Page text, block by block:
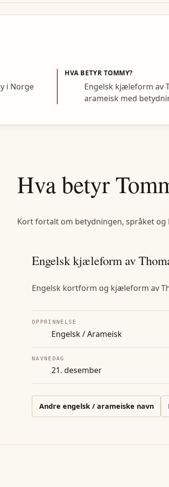
i Norge
HVA BETYR TOMMY?
Engelsk kjæleform av
arameisk med
Hva betyr
Kort fortalt om betydningen, språket
Engelsk kjæleform av
Engelsk kortform og kjæleform av
OPPRINNELSE
Engelsk / Arameisk
NAVNEDAG
21. desember
Andre engelsk / arameiske navn